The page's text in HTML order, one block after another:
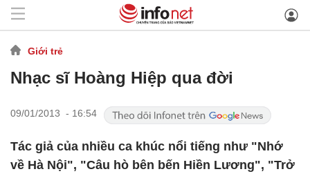
Giới trẻ
Nhạc sĩ Hoàng Hiệp qua đời
09/01/2013 - 16:54
Tác giả của nhiều ca khúc nổi tiếng như "Nhớ
về Hà Nội", "Câu hò bên bến Hiền Lương", "Trở